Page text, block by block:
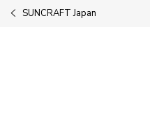
SUNCRAFT Japan